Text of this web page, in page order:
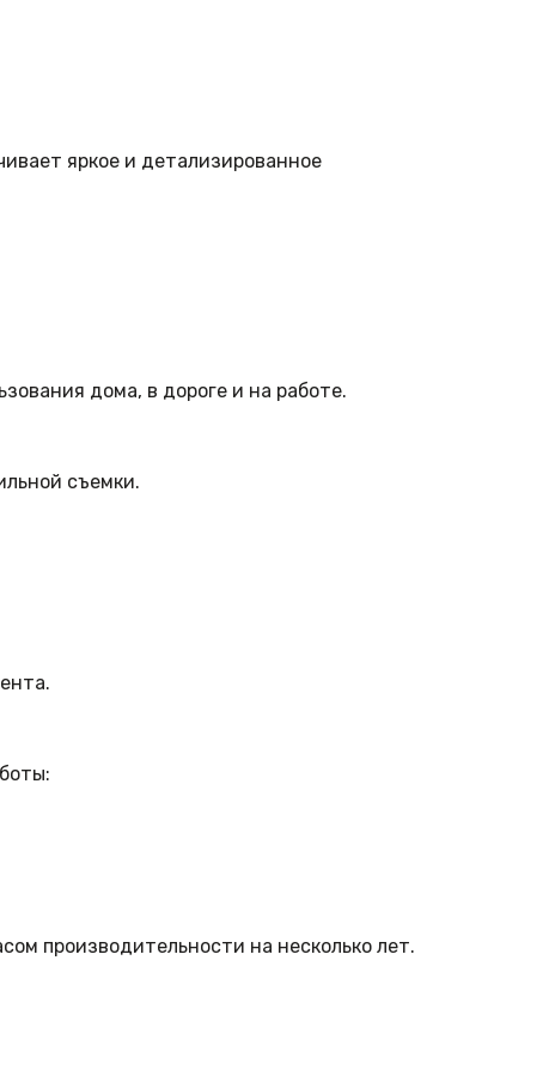
яркое и детализированное
дома, в дороге и на работе.
съемки.
производительности на несколько лет.